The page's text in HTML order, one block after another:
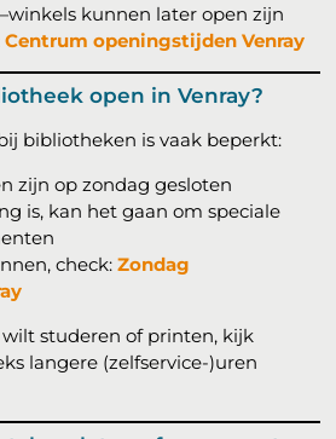
kunnen later open zijn
Centrum openingstijden Venray
open in Venray?
bibliotheken is vaak beperkt:
zijn op zondag gesloten
is, kan het gaan om speciale
check:Zondag
wilt studeren of printen, kijk
langere (zelfservice-)uren